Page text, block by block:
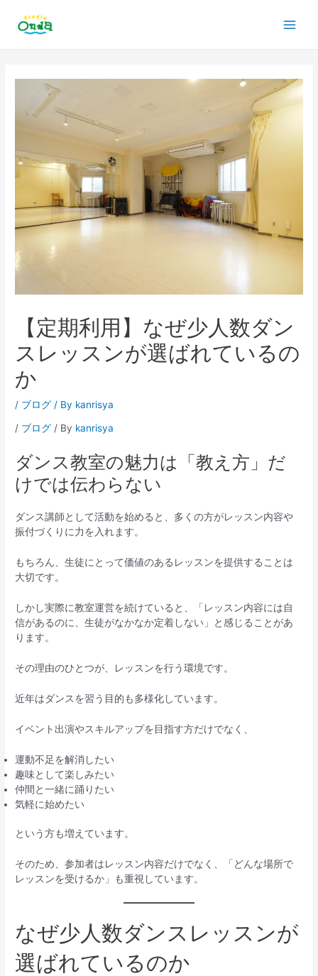
【定期利用】なぜ少人数ダン
スレッスンが選ばれているの
か
/ ブログ / By kanrisya
/ ブログ / By kanrisya
ダンス教室の魅力は「教え方」だ
けでは伝わらない
ダンス講師として活動を始めると、多くの方がレッスン内容や
振付づくりに力を入れます。
もちろん、生徒にとって価値のあるレッスンを提供することは
大切です。
しかし実際に教室運営を続けていると、「レッスン内容には自
信があるのに、生徒がなかなか定着しない」と感じることがあ
ります。
その理由のひとつが、レッスンを行う環境です。
近年はダンスを習う目的も多様化しています。
イベント出演やスキルアップを目指す方だけでなく、
運動不足を解消したい
趣味として楽しみたい
仲間と一緒に踊りたい
気軽に始めたい
という方も増えています。
そのため、参加者はレッスン内容だけでなく、「どんな場所で
レッスンを受けるか」も重視しています。
なぜ少人数ダンスレッスンが
選ばれているのか
ナ
ビ
ョ
ン